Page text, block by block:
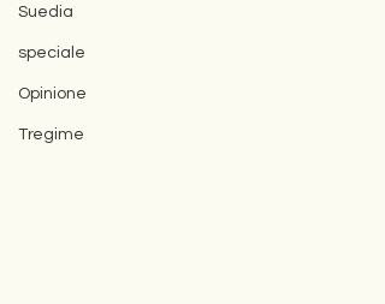
Suedia
speciale
Opinione
Tregime